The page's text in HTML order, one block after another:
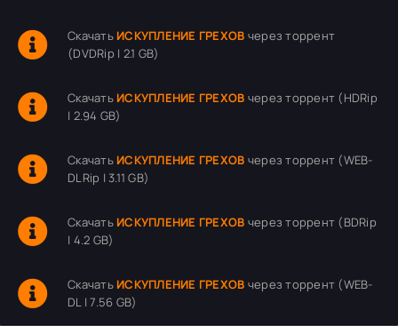
Скачать ИСКУПЛЕНИЕ ГРЕХОВ через торрент
(DVDRip | 2.1 GB)
Скачать ИСКУПЛЕНИЕ ГРЕХОВ через торрент (HDRip
| 2.94 GB)
Скачать ИСКУПЛЕНИЕ ГРЕХОВ через торрент (WEB-
DLRip | 3.11 GB)
Скачать ИСКУПЛЕНИЕ ГРЕХОВ через торрент (BDRip
| 4.2 GB)
Скачать ИСКУПЛЕНИЕ ГРЕХОВ через торрент (WEB-
DL | 7.56 GB)